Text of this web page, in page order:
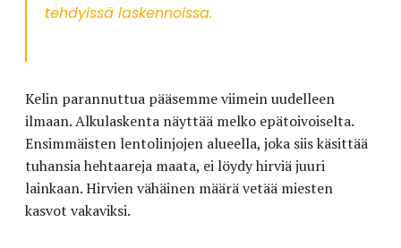
tehdyissä laskennoissa.
Kelin parannuttua pääsemme viimein uudelleen
ilmaan. Alkulaskenta näyttää melko epätoivoiselta.
Ensimmäisten lentolinjojen alueella, joka siis käsittää
tuhansia hehtaareja maata, ei löydy hirviä juuri
lainkaan. Hirvien vähäinen määrä vetää miesten
kasvot vakaviksi.